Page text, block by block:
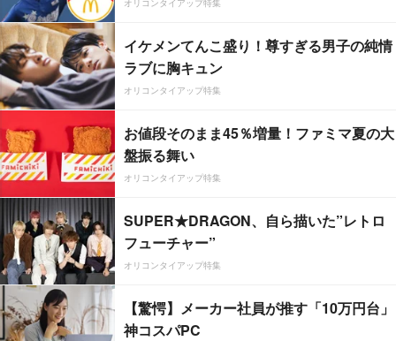
オリコンタイアップ特集
イケメンてんこ盛り！尊すぎる男子の純情
ラブに胸キュン
オリコンタイアップ特集
お値段そのまま45％増量！ファミマ夏の大
盤振る舞い
オリコンタイアップ特集
SUPER★DRAGON、自ら描いた”レトロ
フューチャー”
オリコンタイアップ特集
【驚愕】メーカー社員が推す「10万円台」
神コスパPC